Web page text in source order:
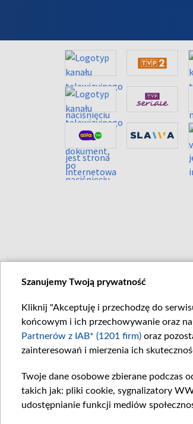
Szanujemy Twoją prywatność
Kliknij "Akceptuję i przechodzę do
końcowym i ich przechowywanie oraz
Partnerów z IAB* (1201 firm) oraz
zainteresowań i mierzenia ich
Twoje dane osobowe zbierane podczas
takich jak: pliki cookie, sygnalizatory
udostępnianie funkcji mediów